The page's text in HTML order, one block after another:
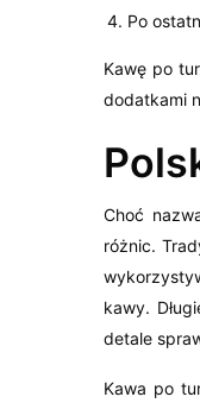
Po
Kawę po
dodatkami
Choć
różnic.
kawy.
detale
Kawa po